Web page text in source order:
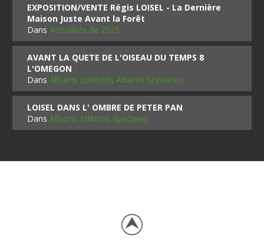
EXPOSITION/VENTE Régis LOISEL - La Dernière
Maison Juste Avant la Forêt
DansActualités de 2025
AVANT LA QUETE DE L'OISEAU DU TEMPS 8
L'OMEGON
DansAlbums collectifs Albums Scénarios
LOISEL DANS L' OMBRE DE PETER PAN
DansAlbums Editions Spéciales